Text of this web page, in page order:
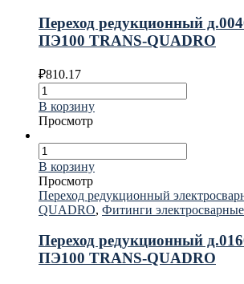
Переход редукционный
ПЭ100 TRANS-QUADRO
₽810.17
В корзину
Просмотр
В корзину
Просмотр
Переход редукционный
QUADRO, Фитинги
Переход редукционный
ПЭ100 TRANS-QUADRO